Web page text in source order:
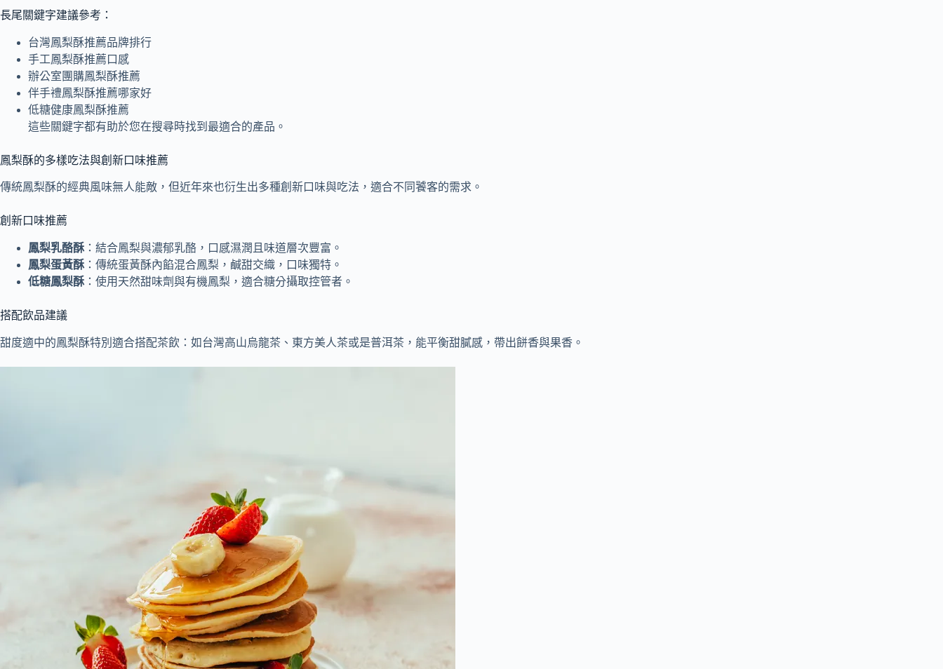
長尾關鍵字建議參考：
台灣鳳梨酥推薦品牌排行
手工鳳梨酥推薦口感
辦公室團購鳳梨酥推薦
伴手禮鳳梨酥推薦哪家好
低糖健康鳳梨酥推薦
這些關鍵字都有助於您在搜尋時找到最適合的產品。
鳳梨酥的多樣吃法與創新口味推薦
傳統鳳梨酥的經典風味無人能敵，但近年來也衍生出多種創新口味與吃法，適合不同饕客的需求。
創新口味推薦
鳳梨乳酪酥：結合鳳梨與濃郁乳酪，口感濕潤且味道層次豐富。
鳳梨蛋黃酥：傳統蛋黃酥內餡混合鳳梨，鹹甜交織，口味獨特。
低糖鳳梨酥：使用天然甜味劑與有機鳳梨，適合糖分攝取控管者。
搭配飲品建議
甜度適中的鳳梨酥特別適合搭配茶飲：如台灣高山烏龍茶、東方美人茶或是普洱茶，能平衡甜膩感，帶出餅香與果香。